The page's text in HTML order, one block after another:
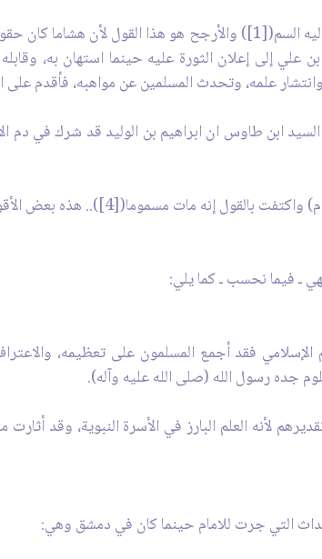
1 ـ إن هشام بن عبد الملك هو الذي أقدم على اغتيال الامام فدس إليه
إلى إعلان الثورة عليه حينما استهان به،
علمه، وتحدث المسلمين عن مواهبه، فأقدم على
بعض الأقوال التي قيلت في سم الامام (عليه السلام).
ـ فيما نحسب ـ كما يلي:
فقد أجمع المسلمون على تعظيمه،
جده رسول الله (صلى الله عليه وآله).
لأنه العلم البارز في الأسرة النبوية، وقد
التي جرت للامام حينما كان في دمشق وهي: